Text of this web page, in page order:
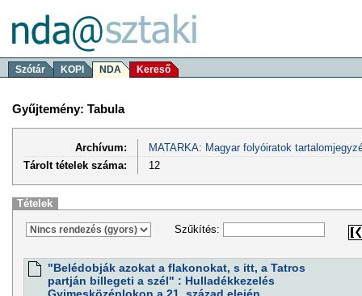
Szótár KOPI NDA Kereső
Gyűjtemény: Tabula
Archívum:
MATARKA: Magyar folyóiratok
Tárolt tételek száma:
12
Tételek
Szűkítés:
"Belédobják azokat a flakonokat, s itt, a Tatros
partján billegeti a szél" : Hulladékkezelés